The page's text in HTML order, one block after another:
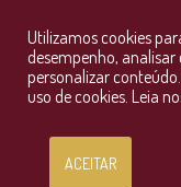
Utilizamos cookies
desempenho,
personalizar
uso de cookies. Leia
ACEITAR